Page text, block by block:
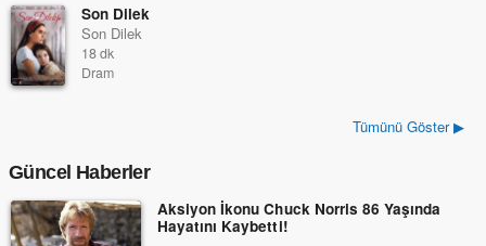
Son Dilek
Son Dilek
18 dk
Dram
Tümünü Göster ▶
Güncel Haberler
Aksiyon İkonu Chuck Norris 86 Yaşında
Hayatını Kaybetti!